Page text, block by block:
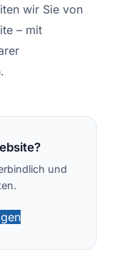
wir Sie von
– mit
und